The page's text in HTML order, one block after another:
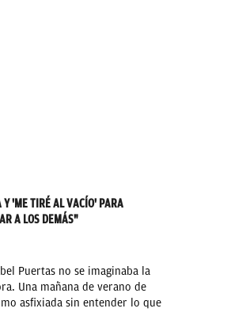
'ME TIRÉ AL VACÍO' PARA
A LOS DEMÁS"
Puertas no se imaginaba la
Una mañana de verano de
asfixiada sin entender lo que